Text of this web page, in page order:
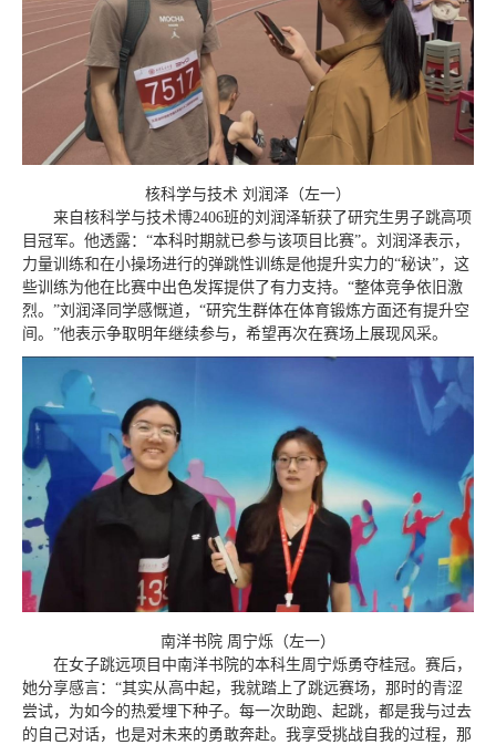
核科学与技术 刘润泽（左一）
来自核科学与技术博2406班的刘润泽斩获了研究生男子跳高项
目冠军。他透露：“本科时期就已参与该项目比赛”。刘润泽表示，
力量训练和在小操场进行的弹跳性训练是他提升实力的“秘诀”，这
些训练为他在比赛中出色发挥提供了有力支持。“整体竞争依旧激
烈。”刘润泽同学感慨道，“研究生群体在体育锻炼方面还有提升空
间。”他表示争取明年继续参与，希望再次在赛场上展现风采。
南洋书院 周宁烁（左一）
在女子跳远项目中南洋书院的本科生周宁烁勇夺桂冠。赛后，
她分享感言：“其实从高中起，我就踏上了跳远赛场，那时的青涩
尝试，为如今的热爱埋下种子。每一次助跑、起跳，都是我与过去
的自己对话，也是对未来的勇敢奔赴。我享受挑战自我的过程，那